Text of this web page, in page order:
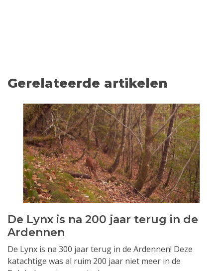
Gerelateerde artikelen
De Lynx is na 200 jaar terug in de
Ardennen
De Lynx is na 300 jaar terug in de Ardennen! Deze
katachtige was al ruim 200 jaar niet meer in de